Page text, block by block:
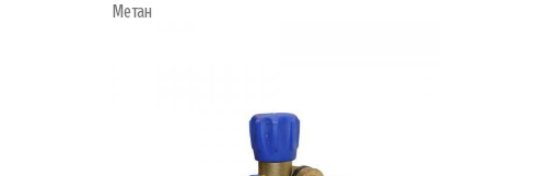
Метан